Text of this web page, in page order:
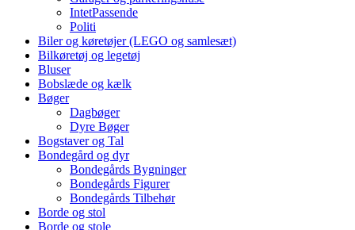
IntetPassende
Politi
Biler og køretøjer (LEGO og samlesæt)
Bilkøretøj og legetøj
Bluser
Bobslæde og kælk
Bøger
Dagbøger
Dyre Bøger
Bogstaver og Tal
Bondegård og dyr
Bondegårds Bygninger
Bondegårds Figurer
Bondegårds Tilbehør
Borde og stol
Borde og stole